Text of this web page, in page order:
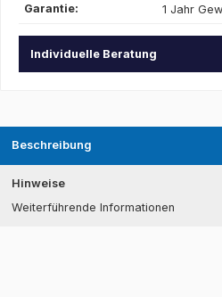
Garantie: 1 Jahr
Individuelle Beratung
Beschreibung
Hinweise
Weiterführende Informationen